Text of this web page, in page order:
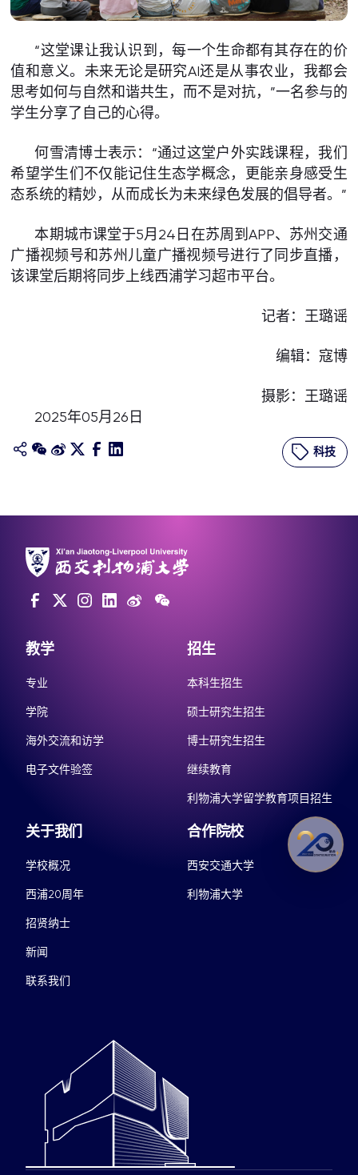
“这堂课让我认识到，每一个生命都有其存在的价
值和意义。未来无论是研究AI还是从事农业，我都会
思考如何与自然和谐共生，而不是对抗，”一名参与的
学生分享了自己的心得。
何雪清博士表示：“通过这堂户外实践课程，我们
希望学生们不仅能记住生态学概念，更能亲身感受生
态系统的精妙，从而成长为未来绿色发展的倡导者。”
本期城市课堂于5月24日在苏周到APP、苏州交通
广播视频号和苏州儿童广播视频号进行了同步直播，
该课堂后期将同步上线西浦学习超市平台。
记者：王璐谣
编辑：寇博
摄影：王璐谣
2025年05月26日
科技
教学
专业
学院
海外交流和访学
电子文件验签
招生
本科生招生
硕士研究生招生
博士研究生招生
继续教育
利物浦大学留学教育项目招生
关于我们
学校概况
西浦20周年
招贤纳士
新闻
联系我们
合作院校
西安交通大学
利物浦大学